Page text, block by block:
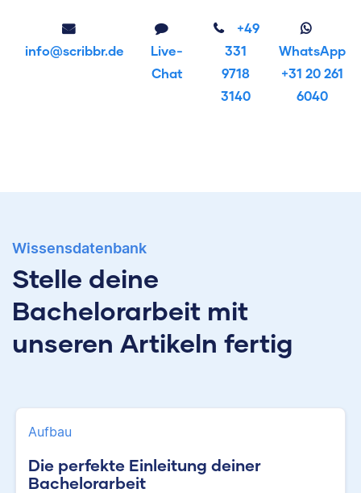
info@scribbr.de
Live-
Chat
+49
331
9718
3140
WhatsApp
+31 20 261
6040
Wissensdatenbank
Stelle deine
Bachelorarbeit mit
unseren Artikeln fertig
Aufbau
Die perfekte Einleitung deiner
Bachelorarbeit